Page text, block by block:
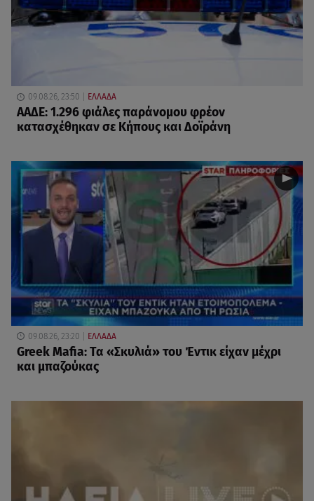
09.08.26, 23:50 ΕΛΛΑΔΑ
ΑΑΔΕ: 1.296 φιάλες παράνομου φρέον
κατασχέθηκαν σε Κήπους και Δοϊράνη
09.08.26, 23:20 ΕΛΛΑΔΑ
Greek Mafia: Τα «Σκυλιά» του Έντικ είχαν μέχρι
και μπαζούκας